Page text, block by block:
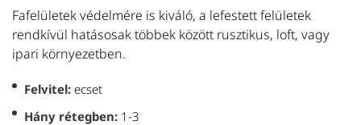
Fafelületek védelmére is kiváló, a lefestett felületek
rendkívül hatásosak többek között rusztikus, loft, vagy
ipari környezetben.
Felvitel: ecset
Hány rétegben: 1-3